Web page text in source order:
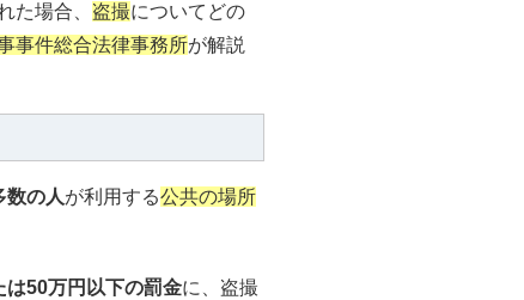
た場合、 盗撮についてどの
事件総合法律事務所が解説
数の人が利用する公共の場所
は50万円以下の罰金に、盗撮